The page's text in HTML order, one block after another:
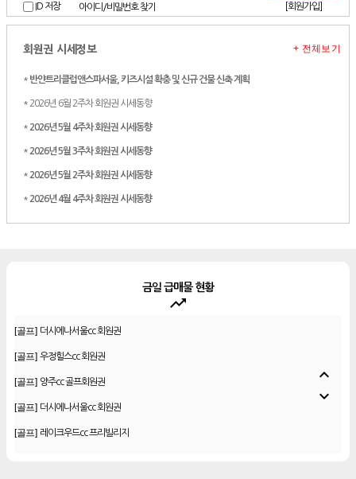
ID 저장 아이디/비밀번호 찾기 [회원가입]
회원권 시세정보
* 반얀트리클럽앤스파서울, 키즈시설 확충 및 신규 건물 신축 계획
* 2026년 6월 2주차 회원권 시세동향
* 2026년 5월 4주차 회원권 시세동향
* 2026년 5월 3주차 회원권 시세동향
* 2026년 5월 2주차 회원권 시세동향
* 2026년 4월 4주차 회원권 시세동향
+ 전체보기
금일 급매물 현황
trending_up
[골프] 우정힐스cc 회원권
[골프] 양주cc 골프회원권
[골프] 더시에나서울cc 회원권
[골프] 레이크우드cc 프리빌리지
[골프] 신원CC 골프회원권
expand_less
expand_more